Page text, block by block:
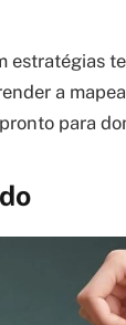
estratégias
a
para